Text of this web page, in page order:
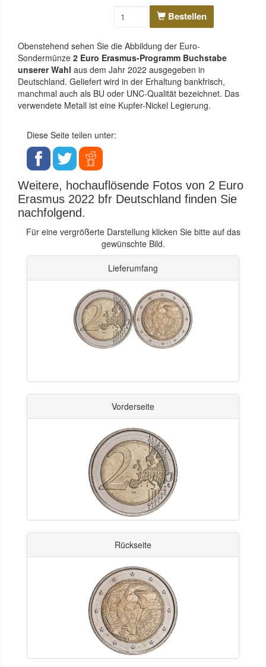
Bestellen
Obenstehend sehen Sie die Abbildung der Euro-
Sondermünze 2 Euro Erasmus-Programm Buchstabe
unserer Wahl aus dem Jahr 2022 ausgegeben in
Deutschland. Geliefert wird in der Erhaltung bankfrisch,
manchmal auch als BU oder UNC-Qualität bezeichnet. Das
verwendete Metall ist eine Kupfer-Nickel Legierung.
Diese Seite teilen unter:
Weitere, hochauflösende Fotos von 2 Euro
Erasmus 2022 bfr Deutschland finden Sie
nachfolgend.
Für eine vergrößerte Darstellung klicken Sie bitte auf das
gewünschte Bild.
Lieferumfang
Vorderseite
Rückseite